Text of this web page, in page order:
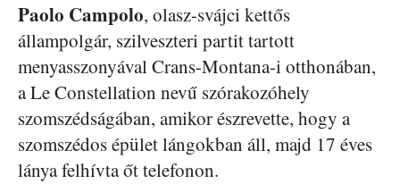
Paolo Campolo, olasz-svájci kettős
állampolgár, szilveszteri partit tartott
menyasszonyával Crans-Montana-i otthonában,
a Le Constellation nevű szórakozóhely
szomszédságában, amikor észrevette, hogy a
szomszédos épület lángokban áll, majd 17 éves
lánya felhívta őt telefonon.